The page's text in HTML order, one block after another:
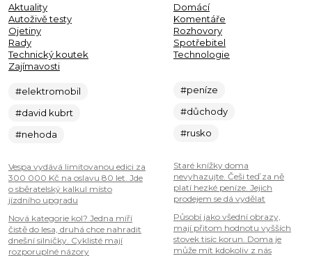
Aktuality
Autoživě testy
Ojetiny
Rady
Technický koutek
Zajímavosti
#elektromobil
#david kubrt
#nehoda
Vespa vydává limitovanou edici za
300 000 Kč na oslavu 80 let. Jde
o sběratelský kalkul místo
jízdního upgradu
Nová kategorie kol? Jedna míří
čistě do lesa, druhá chce nahradit
dnešní silničky. Cyklisté mají
rozporuplné názory
Domácí
Komentáře
Rozhovory
Spotřebitel
Technologie
#peníze
#důchody
#rusko
Staré knížky doma
nevyhazujte. Češi teď za ně
platí hezké peníze. Jejich
prodejem se dá vydělat
Působí jako všední obrazy,
mají přitom hodnotu vyšších
stovek tisíc korun. Doma je
může mít kdokoliv z nás